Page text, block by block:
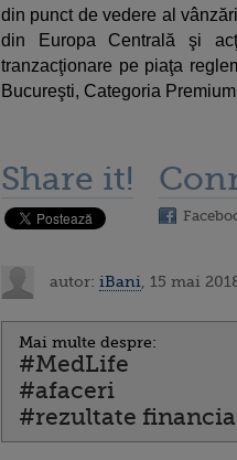
din punct de vedere al
din Europa Centrală şi
tranzacţionare pe piaţa
Bucureşti, Categoria
Share it!
autor: iBani , 15 mai
Mai multe despre:
#MedLife
#afaceri
#rezultate